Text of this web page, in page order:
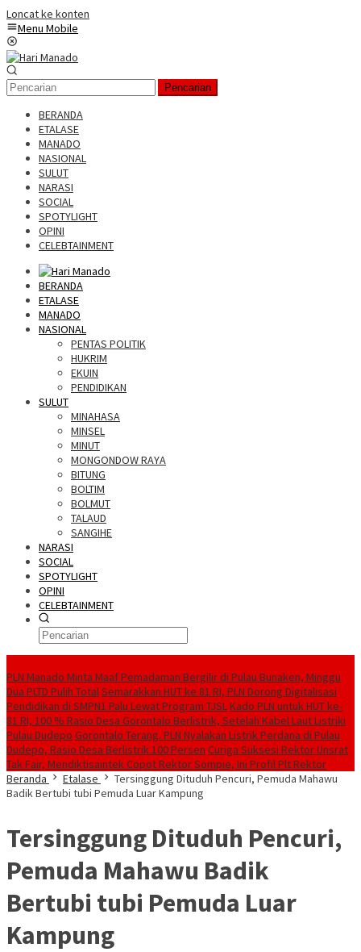
Loncat ke konten
Menu Mobile
Pencarian
BERANDA
ETALASE
MANADO
NASIONAL
SULUT
NARASI
SOCIAL
SPOTYLIGHT
OPINI
CELEBTAINMENT
BERANDA
ETALASE
MANADO
NASIONAL
PENTAS POLITIK
HUKRIM
EKUIN
PENDIDIKAN
SULUT
MINAHASA
MINSEL
MINUT
MONGONDOW RAYA
BITUNG
BOLTIM
BOLMUT
TALAUD
SANGIHE
NARASI
SOCIAL
SPOTYLIGHT
OPINI
CELEBTAINMENT
PLN Manado Minta Maaf Pemadaman Bergilir di Pulau Bunaken, Minggu
Dua PLTD Pulih TotalSemarakkan HUT ke 81 RI, PLN Dorong Digitalisasi
Pendidikan di SMPN1 Palu Lewat Program TJSLKado PLN untuk HUT ke-
81 RI, 100 % Rasio Desa Gorontalo Berlistrik, Setelah Kabel Laut Listriki
Pulau Dudepo Gorontalo Terang. PLN Nyalakan Listrik Perdana di Pulau
Dudepo, Rasio Desa Berlistrik 100 Persen Curiga Suksesi Rektor Unsrat
Tak Fair, Mendiktisaintek Copot Rektor Sompie, Ini Profil Plt Rektor
Beranda
Etalase
Tersinggung Dituduh Pencuri, Pemuda Mahawu
Badik Bertubi tubi Pemuda Luar Kampung
Tersinggung Dituduh Pencuri,
Pemuda Mahawu Badik
Bertubi tubi Pemuda Luar
Kampung